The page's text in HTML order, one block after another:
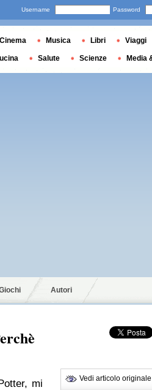
Autori
mi
Vedi articolo originale
Username Password
Cinema Musica Libri Viaggi
Salute Scienze Media